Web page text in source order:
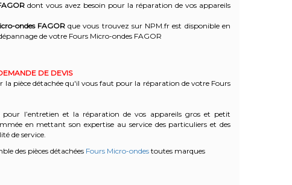
dont vous avez besoin pour la réparation de vos appareils
ondes FAGORque vous trouvez sur NPM.fr est disponible en
de votre Fours Micro-ondes FAGOR
DE DEVIS
la pièce détachée qu'il vous faut pour la réparation de votre Fours
pour l’entretien et la réparation de vos appareils gros et petit
en mettant son expertise au service des particuliers et des
de service.
des pièces détachées Fours Micro-ondestoutes marques